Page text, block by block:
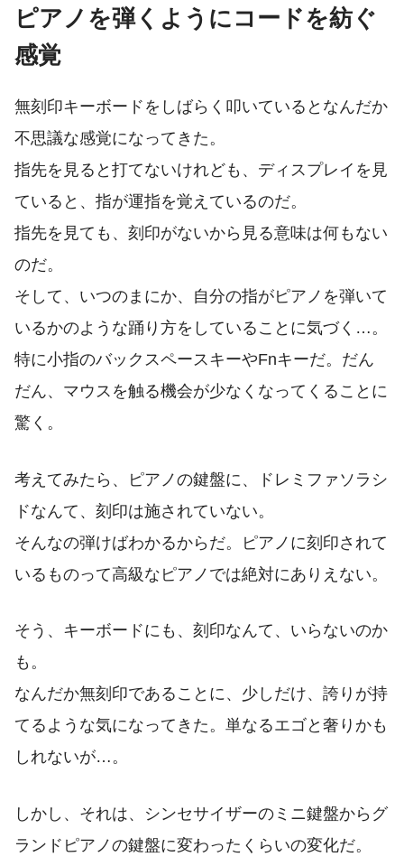
ピアノを弾くようにコードを紡ぐ
感覚
無刻印キーボードをしばらく叩いているとなんだか
不思議な感覚になってきた。
指先を見ると打てないけれども、ディスプレイを見
ていると、指が運指を覚えているのだ。
指先を見ても、刻印がないから見る意味は何もない
のだ。
そして、いつのまにか、自分の指がピアノを弾いて
いるかのような踊り方をしていることに気づく…。
特に小指のバックスペースキーやFnキーだ。だん
だん、マウスを触る機会が少なくなってくることに
驚く。
考えてみたら、ピアノの鍵盤に、ドレミファソラシ
ドなんて、刻印は施されていない。
そんなの弾けばわかるからだ。ピアノに刻印されて
いるものって高級なピアノでは絶対にありえない。
そう、キーボードにも、刻印なんて、いらないのか
も。
なんだか無刻印であることに、少しだけ、誇りが持
てるような気になってきた。単なるエゴと奢りかも
しれないが…。
しかし、それは、シンセサイザーのミニ鍵盤からグ
ランドピアノの鍵盤に変わったくらいの変化だ。